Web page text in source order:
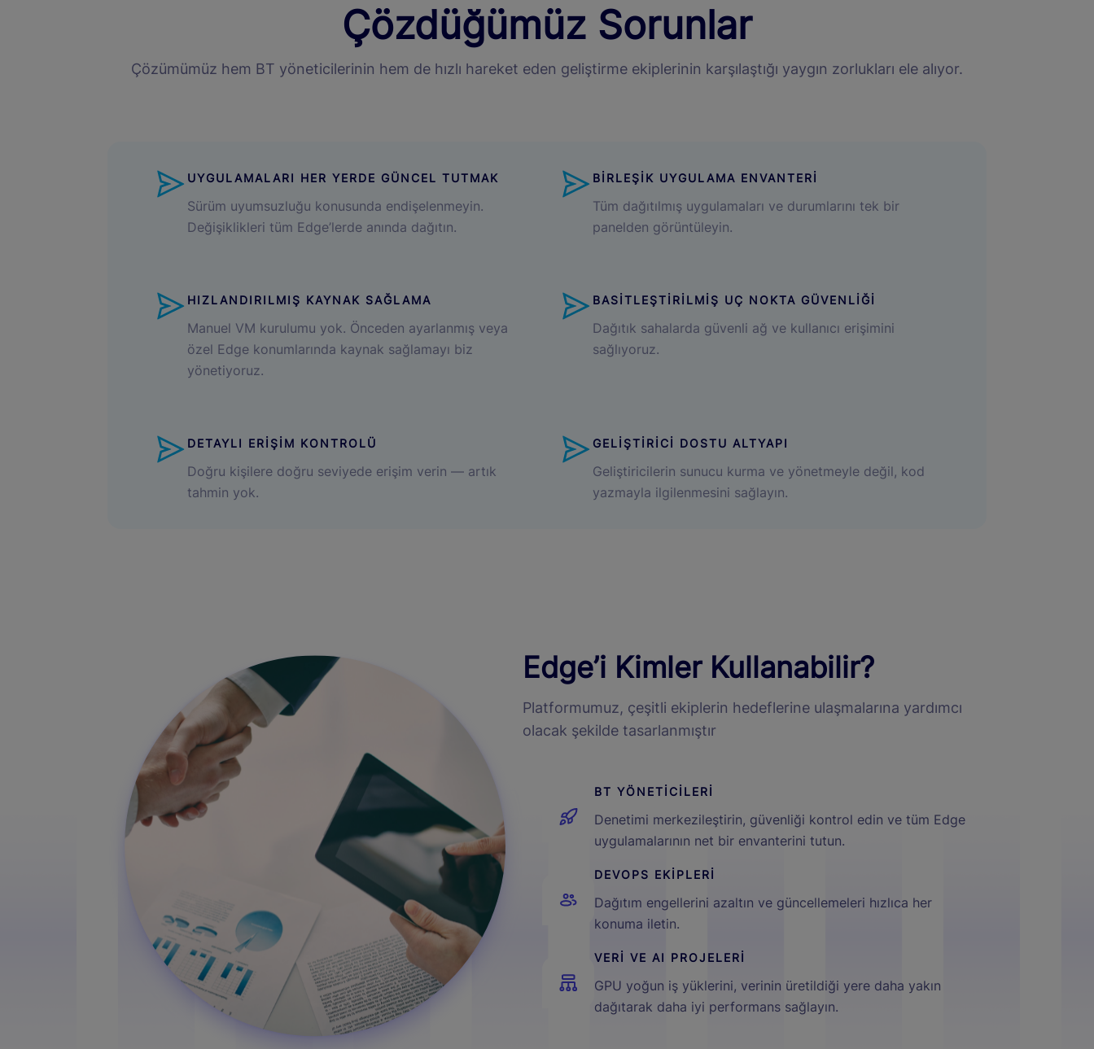
Çözdüğümüz Sorunlar
Çözümümüz hem BT yöneticilerinin hem de hızlı hareket eden geliştirme ekiplerinin karşılaştığı yaygın zorlukları ele alıyor.
UYGULAMALARI HER YERDE GÜNCEL TUTMAK
Sürüm uyumsuzluğu konusunda endişelenmeyin.
Değişiklikleri tüm Edge’lerde anında dağıtın.
BİRLEŞİK UYGULAMA ENVANTERİ
Tüm dağıtılmış uygulamaları ve durumlarını tek bir
panelden görüntüleyin.
HIZLANDIRILMIŞ KAYNAK SAĞLAMA
Manuel VM kurulumu yok. Önceden ayarlanmış veya
özel Edge konumlarında kaynak sağlamayı biz
yönetiyoruz.
BASİTLEŞTİRİLMİŞ UÇ NOKTA GÜVENLİĞİ
Dağıtık sahalarda güvenli ağ ve kullanıcı erişimini
sağlıyoruz.
DETAYLI ERİŞİM KONTROLÜ
Doğru kişilere doğru seviyede erişim verin — artık
tahmin yok.
GELİŞTİRİCİ DOSTU ALTYAPI
Geliştiricilerin sunucu kurma ve yönetmeyle değil, kod
yazmayla ilgilenmesini sağlayın.
Edge’i Kimler Kullanabilir?
Platformumuz, çeşitli ekiplerin hedeflerine ulaşmalarına yardımcı
olacak şekilde tasarlanmıştır
BT YÖNETİCİLERİ
Denetimi merkezileştirin, güvenliği kontrol edin ve tüm Edge
uygulamalarının net bir envanterini tutun.
DEVOPS EKİPLERİ
Dağıtım engellerini azaltın ve güncellemeleri hızlıca her
konuma iletin.
VERİ VE AI PROJELERİ
GPU yoğun iş yüklerini, verinin üretildiği yere daha yakın
dağıtarak daha iyi performans sağlayın.